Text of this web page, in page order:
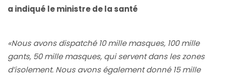
a indiqué le ministre de la santé
«Nous avons dispatché 10 mille masques, 100 mille
gants, 50 mille masques, qui servent dans les zones
d’isolement. Nous avons également donné 15 mille